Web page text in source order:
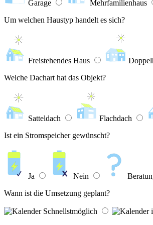
Garage Mehrfamilienhaus
Um welchen Haustyp handelt es sich?
Freistehendes Haus
Welche Dachart hat das Objekt?
Satteldach Flachdach
Ist ein Stromspeicher gewünscht?
Ja Nein
Wann ist die Umsetzung geplant?
Schnellstmöglich